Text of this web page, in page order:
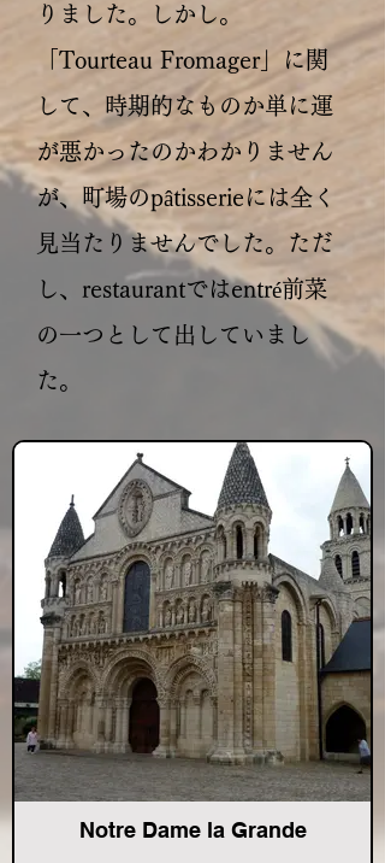
りました。しかし。
「Tourteau Fromager」に関
して、時期的なものか単に運
が悪かったのかわかりません
が、町場のpâtisserieには全く
見当たりませんでした。ただ
し、restaurantではentré前菜
の一つとして出していまし
た。
Notre Dame la Grande